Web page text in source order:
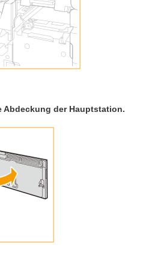
Abdeckung der Hauptstation.